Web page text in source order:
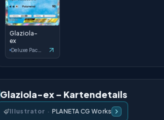
Glaziola-
ex
Glaziola-ex – Kartendetails
Illustrator · PLANETA CG Works